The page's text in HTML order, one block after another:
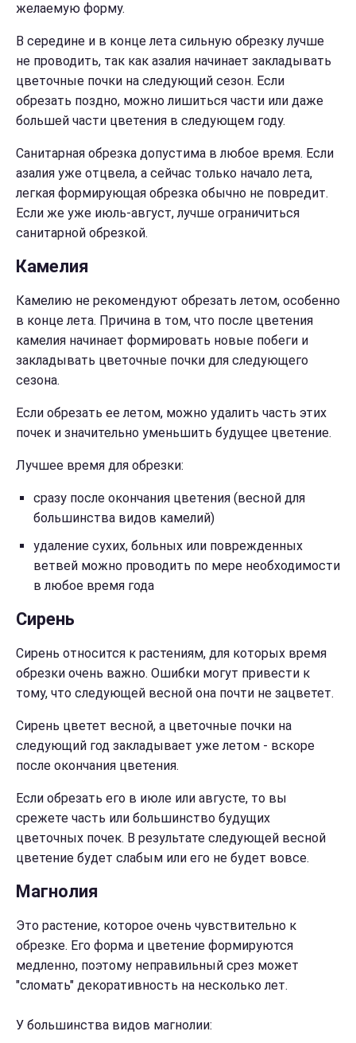
желаемую форму.
В середине и в конце лета сильную обрезку лучше
не проводить, так как азалия начинает закладывать
цветочные почки на следующий сезон. Если
обрезать поздно, можно лишиться части или даже
большей части цветения в следующем году.
Санитарная обрезка допустима в любое время. Если
азалия уже отцвела, а сейчас только начало лета,
легкая формирующая обрезка обычно не повредит.
Если же уже июль-август, лучше ограничиться
санитарной обрезкой.
Камелия
Камелию не рекомендуют обрезать летом, особенно
в конце лета. Причина в том, что после цветения
камелия начинает формировать новые побеги и
закладывать цветочные почки для следующего
сезона.
Если обрезать ее летом, можно удалить часть этих
почек и значительно уменьшить будущее цветение.
Лучшее время для обрезки:
сразу после окончания цветения (весной для
большинства видов камелий)
удаление сухих, больных или поврежденных
ветвей можно проводить по мере необходимости
в любое время года
Сирень
Сирень относится к растениям, для которых время
обрезки очень важно. Ошибки могут привести к
тому, что следующей весной она почти не зацветет.
Сирень цветет весной, а цветочные почки на
следующий год закладывает уже летом - вскоре
после окончания цветения.
Если обрезать его в июле или августе, то вы
срежете часть или большинство будущих
цветочных почек. В результате следующей весной
цветение будет слабым или его не будет вовсе.
Магнолия
Это растение, которое очень чувствительно к
обрезке. Его форма и цветение формируются
медленно, поэтому неправильный срез может
"сломать" декоративность на несколько лет.
У большинства видов магнолии: